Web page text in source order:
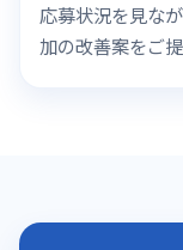
応募状況を見な
加の改善案をご提